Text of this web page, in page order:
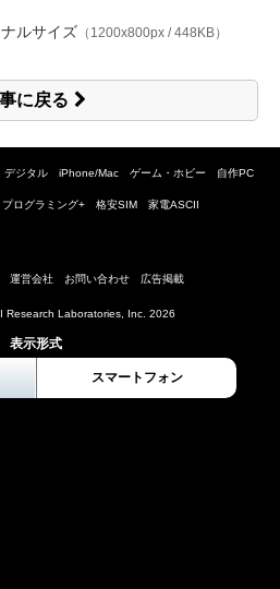
ルサイズ （1200x800px / 448KB）
に戻る
デジタル iPhone/Mac ゲーム・ホビー 自作PC
プログラミング+ 格安SIM 家電ASCII
運営会社 お問い合わせ 広告掲載
Research Laboratories, Inc. 2026
表示形式
スマートフォン